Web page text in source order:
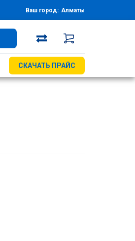
Ваш город: Алматы
СКАЧАТЬ ПРАЙС